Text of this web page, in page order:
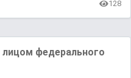
128
федерального